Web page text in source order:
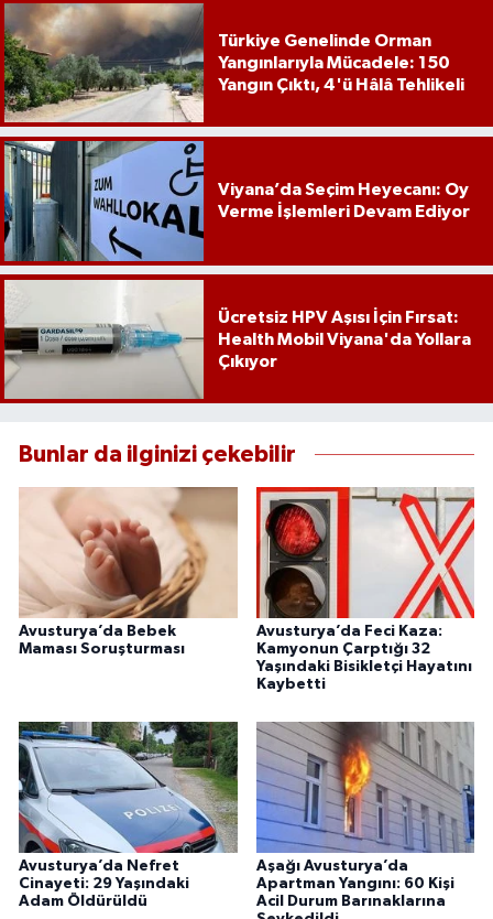
Türkiye Genelinde Orman
Yangınlarıyla Mücadele: 150
Yangın Çıktı, 4'ü Hâlâ Tehlikeli
Viyana’da Seçim Heyecanı: Oy
Verme İşlemleri Devam Ediyor
Ücretsiz HPV Aşısı İçin Fırsat:
Health Mobil Viyana'da Yollara
Çıkıyor
Bunlar da ilginizi çekebilir
Avusturya’da Bebek
Maması Soruşturması
Avusturya’da Feci Kaza:
Kamyonun Çarptığı 32
Yaşındaki Bisikletçi Hayatını
Kaybetti
Avusturya’da Nefret
Cinayeti: 29 Yaşındaki
Adam Öldürüldü
Aşağı Avusturya’da
Apartman Yangını: 60 Kişi
Acil Durum Barınaklarına